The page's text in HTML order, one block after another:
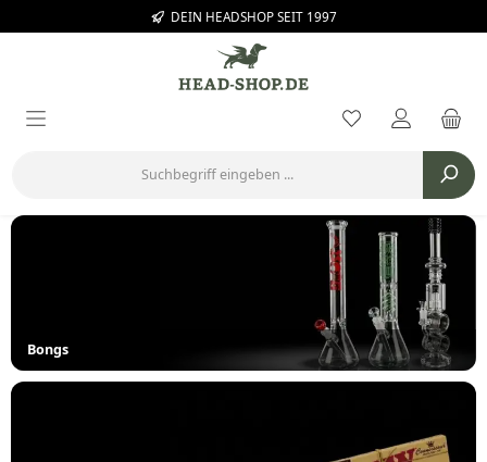
Zum Hauptinhalt springenDEIN HEADSHOP SEIT 1997
Du hast 0
Bongs